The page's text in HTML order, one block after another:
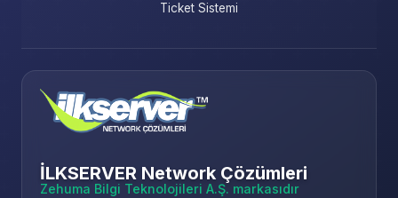
Ticket Sistemi
İLKSERVER Network Çözümleri
Zehuma Bilgi Teknolojileri A.Ş. markasıdır